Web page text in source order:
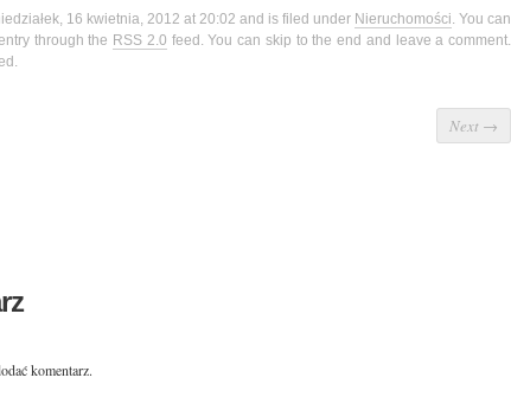
16 kwietnia, 2012 at 20:02 and is filed under Nieruchomości. You can
through the RSS 2.0 feed. You can skip to the end and leave a comment.
Next →
komentarz.